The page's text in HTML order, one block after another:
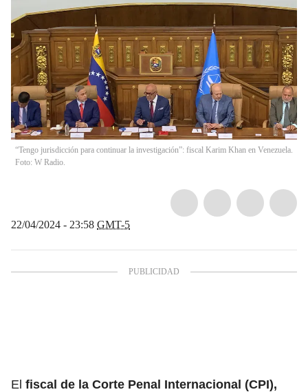
“Tengo jurisdicción para continuar la investigación”: fiscal Karim Khan en Venezuela.
Foto: W Radio.
22/04/2024 - 23:58 GMT-5
El fiscal de la Corte Penal Internacional (CPI),